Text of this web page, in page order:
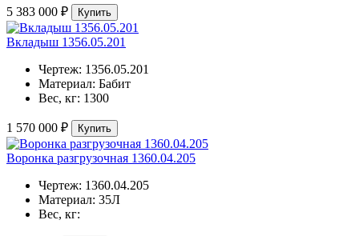
5 383 000 ₽ Купить
Вкладыш 1356.05.201
Чертеж: 1356.05.201
Материал: Бабит
Вес, кг: 1300
1 570 000 ₽ Купить
Воронка разгрузочная 1360.04.205
Чертеж: 1360.04.205
Материал: 35Л
Вес, кг: